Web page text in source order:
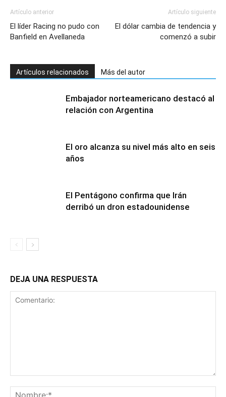
Artículo anterior
El líder Racing no pudo con
Banfield en Avellaneda
Artículo siguiente
El dólar cambia de tendencia y
comenzó a subir
Artículos relacionados Más del autor
Embajador norteamericano destacó al
relación con Argentina
El oro alcanza su nivel más alto en seis
años
El Pentágono confirma que Irán
derribó un dron estadounidense
DEJA UNA RESPUESTA